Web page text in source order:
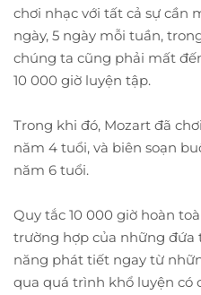
chơi nhạc với tất cả sự cần
ngày, 5 ngày mỗi tuần,
chúng ta cũng phải mất
10 000 giờ luyện tập.
Trong khi đó, Mozart đã
năm 4 tuổi, và biên soạn
năm 6 tuổi.
Quy tắc 10 000 giờ hoàn
trường hợp của những đứa
năng phát tiết ngay từ
qua quá trình khổ luyện có